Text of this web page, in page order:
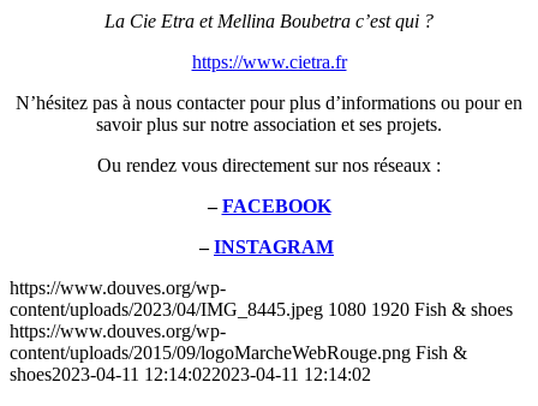
La Cie Etra et Mellina Boubetra c’est qui ?
https://www.cietra.fr
N’hésitez pas à nous contacter pour plus d’informations ou pour en
savoir plus sur notre association et ses projets.
Ou rendez vous directement sur nos réseaux :
–FACEBOOK
–INSTAGRAM
https://www.douves.org/wp-
content/uploads/2023/04/IMG_8445.jpeg 1080 1920 Fish & shoes
https://www.douves.org/wp-
content/uploads/2015/09/logoMarcheWebRouge.png Fish &
shoes2023-04-11 12:14:022023-04-11 12:14:02